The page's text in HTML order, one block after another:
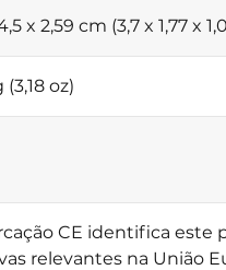
x 2,59 cm (3,7 x 1,77 x
(3,18 oz)
CE identifica
relevantes na União